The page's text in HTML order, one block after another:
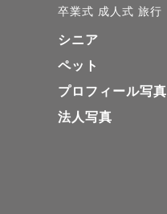
卒業式 成人式 旅行
シニア
ペット
プロフィール写真
法人写真